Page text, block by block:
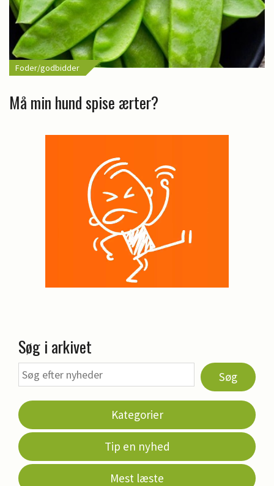
Foder/godbidder
Må min hund spise ærter?
Søg i arkivet
Søg
Kategorier
Tip en nyhed
Mest læste